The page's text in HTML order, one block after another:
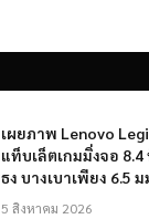
เผยภาพ Lenovo
แท็บเล็ตเกมมิ่งจอ
ธง บางเบาเพียง 6.5 ม
5 สิงหาคม 2026